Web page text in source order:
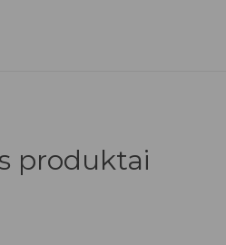
produktai